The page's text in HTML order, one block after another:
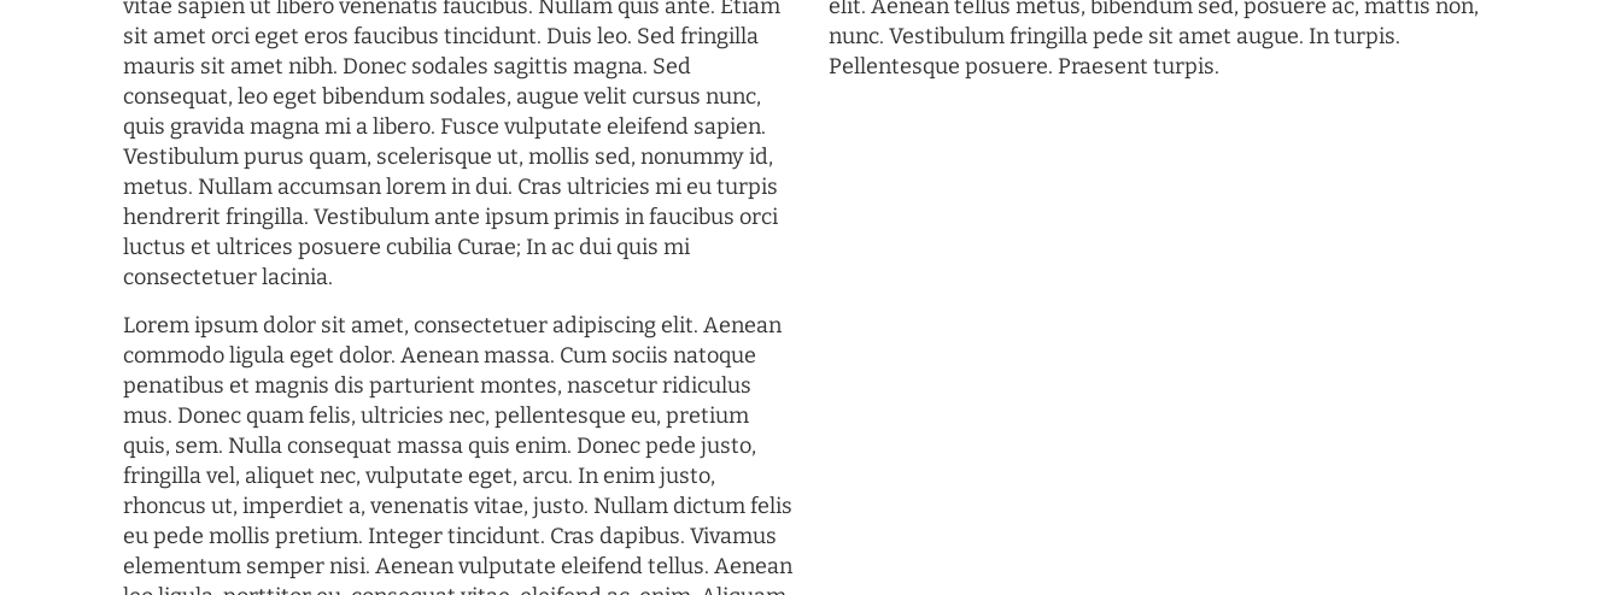
vitae sapien ut libero venenatis faucibus. Nullam quis ante. Etiam
sit amet orci eget eros faucibus tincidunt. Duis leo. Sed fringilla
mauris sit amet nibh. Donec sodales sagittis magna. Sed
consequat, leo eget bibendum sodales, augue velit cursus nunc,
quis gravida magna mi a libero. Fusce vulputate eleifend sapien.
Vestibulum purus quam, scelerisque ut, mollis sed, nonummy id,
metus. Nullam accumsan lorem in dui. Cras ultricies mi eu turpis
hendrerit fringilla. Vestibulum ante ipsum primis in faucibus orci
luctus et ultrices posuere cubilia Curae; In ac dui quis mi
consectetuer lacinia.
Lorem ipsum dolor sit amet, consectetuer adipiscing elit. Aenean
commodo ligula eget dolor. Aenean massa. Cum sociis natoque
penatibus et magnis dis parturient montes, nascetur ridiculus
mus. Donec quam felis, ultricies nec, pellentesque eu, pretium
quis, sem. Nulla consequat massa quis enim. Donec pede justo,
fringilla vel, aliquet nec, vulputate eget, arcu. In enim justo,
rhoncus ut, imperdiet a, venenatis vitae, justo. Nullam dictum felis
eu pede mollis pretium. Integer tincidunt. Cras dapibus. Vivamus
elementum semper nisi. Aenean vulputate eleifend tellus. Aenean
elit. Aenean tellus metus, bibendum sed, posuere ac, mattis non,
nunc. Vestibulum fringilla pede sit amet augue. In turpis.
Pellentesque posuere. Praesent turpis.